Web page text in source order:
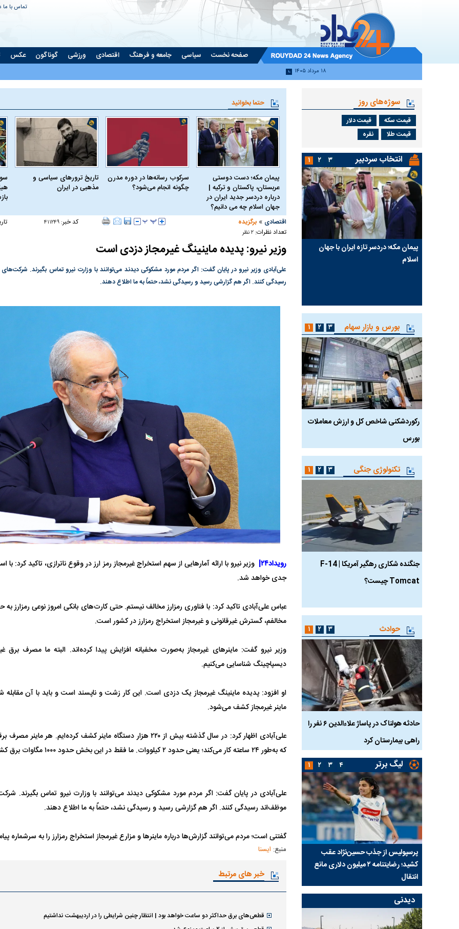
تماس با ما
صفحه نخست سیاسی جامعه و فرهنگ اقتصادی ورزشی گوناگون عکس
۱۸ مرداد ۱۴۰۵
حتما بخوانید
پیمان مکه؛ دست دوستی
عربستان، پاکستان و ترکیه |
درباره دردسر جدید ایران در
جهان اسلام چه می دانیم؟
سرکوب رسانه‌ها در دوره مدرن
چگونه انجام می‌شود؟
تاریخ ترورهای سیاسی و
مذهبی در ایران
اقتصادی » برگزیده کد خبر:۴۱۱۲۴۹
تعداد نظرات: ۲ نظر
وزیر نیرو: پدیده ماینینگ غیرمجاز دزدی است
علی‌آبادی وزیر نیرو در پایان گفت: اگر مردم مورد مشکوکی دیدند می‌توانند با وزارت نیرو تماس بگیرند.
رسیدگی کنند. اگر هم گزارشی رسید و رسیدگی نشد، حتماً به ما اطلاع دهند.
رویداد۲۴|
وزیر نیرو با ارائه آمارهایی از سهم استخراج غیرمجاز رمز ارز در وقوع ناترازی، تاکید کرد: با
جدی خواهد شد.
عباس علی‌آبادی تاکید کرد: با فناوری رمزارز مخالف نیستم. حتی کارت‌های بانکی امروز نوعی رمزارز
مخالفم، گسترش غیرقانونی و غیرمجاز استخراج رمزارز در کشور است.
وزیر نیرو گفت: ماینرهای غیرمجاز به‌صورت مخفیانه افزایش پیدا کرده‌اند. البته ما مصرف برق
دیسپاچینگ شناسایی می‌کنیم.
او افزود: پدیده ماینینگ غیرمجاز یک دزدی است. این کار زشت و ناپسند است و باید با آن مقابله
ماینر غیرمجاز کشف می‌شود.
علی‌آبادی اظهار کرد: در سال گذشته بیش از ۲۲۰ هزار دستگاه ماینر کشف
که به‌طور ۲۴ ساعته کار می‌کند؛ یعنی حدود ۲ کیلووات. ما فقط در این بخش حدود ۱۰۰۰ مگاوات برق کشف کرده‌ایم.
هستیم با تمدن که باید بدانیم استخراج غیرمجار رمز ارز، دزدی و به عبارتی دست کردن در جیب
تا اینجا موفق بوده است و با همکاری مردم، اطلاع‌رسانی و همراهی نهادها ادامه خواهد یافت.
علی‌آبادی در پایان گفت: اگر مردم مورد مشکوکی دیدند می‌توانند با وزارت نیرو تماس بگیرند.
موظف‌اند رسیدگی کنند. اگر هم گزارشی رسید و رسیدگی نشد، حتماً به ما اطلاع دهند.
گفتنی است؛ مردم می‌توانند گزارش‌ها درباره ماینرها و مزارع غیرمجاز استخراج رمزارز را به سرشماره پیامکی ۳۰۰۰۵۱۲۱ ارسال
منبع: ایسنا
خبر های مرتبط
قطعی‌های برق حداکثر دو ساعت خواهد بود | انتظار چنین شرایطی را در اردیبهشت نداشتیم
سوژه‌های روز
قیمت سکه
قیمت دلار
قیمت طلا
نقره
انتخاب سردبیر
پیمان مکه؛ دردسر تازه ایران با جهان
اسلام
کنوانسیون خزر؛ ترکمانچای جدید یا پایان
یک سوءتفاهم تاریخی؟
در وزارت نفت «رهاشدگی» و فقدان
پاسخگویی احساس می‌شود | فروشنده
نفت وزیر است و تراستی‌هایی که پول به
حساب آنها می‌رود، باید توسط فروشنده
۱ ۲ ۳
بورس و بازار سهام
رکوردشکنی شاخص کل و ارزش معاملات
بورس
رکوردشکنی تاریخی بورس؛ شاخص کل
هجوم نقدینگی به بورس؛ شاخص کل و
هم‌وزن در قله تاریخی
رکوردشکنی
بورس
۱ ۲ ۳
تکنولوژی جنگی
جنگنده شکاری رهگیر آمریکا | F-14
Tomcat چیست؟
حدید ۱۱۰؛ نسخه سریع‌تر، پنهان‌کارتر و
مرگبارتر پهپادهای ایرانی | پهپاد انتحاری
هواپیمای مرموز E-11A BACN چیست؟
۱ ۲ ۳
حوادث
حادثه هولناک در پاساژ علاءالدین ۶ نفر را
راهی بیمارستان کرد
ماجرای قتل مداح معروف چیست؟
شدند؛ از تزریق فیلر تا جراحی پلک
راهی بیمارستان
۱ ۲ ۳
لیگ برتر
پرسپولیس از جذب حسین‌نژاد عقب
کشید؛ رضایتنامه ۲ میلیون دلاری مانع
انتقال
بازی‌های لیگ برتر فوتبال با تماشاگر
۱ ۲ ۳ ۴
دیدنی